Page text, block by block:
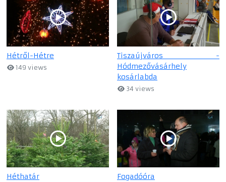
Hétről-Hétre
149 views
Tiszaújváros -
Hódmezővásárhely
kosárlabda
34 views
Héthatár Fogadóóra